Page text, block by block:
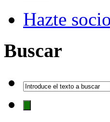
Hazte socio
Buscar